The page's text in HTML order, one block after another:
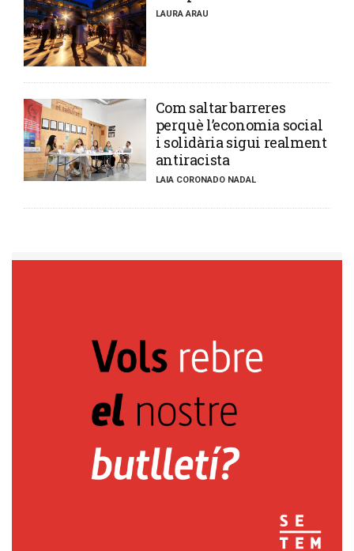
LAURA ARAU
​Com saltar barreres
perquè l’economia social
i solidària sigui realment
antiracista
LAIA CORONADO NADAL